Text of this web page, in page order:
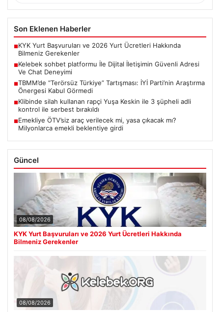
Son Eklenen Haberler
■KYK Yurt Başvuruları ve 2026 Yurt Ücretleri Hakkında
Bilmeniz Gerekenler
■Kelebek sohbet platformu İle Dijital İletişimin Güvenli Adresi
Ve Chat Deneyimi
■TBMM’de “Terörsüz Türkiye” Tartışması: İYİ Parti’nin Araştırma
Önergesi Kabul Görmedi
■Klibinde silah kullanan rapçi Yuşa Keskin ile 3 şüpheli adli
kontrol ile serbest bırakıldı
■Emekliye ÖTV’siz araç verilecek mi, yasa çıkacak mı?
Milyonlarca emekli beklentiye girdi
Güncel
08/08/2026
KYK Yurt Başvuruları ve 2026 Yurt Ücretleri Hakkında
Bilmeniz Gerekenler
08/08/2026